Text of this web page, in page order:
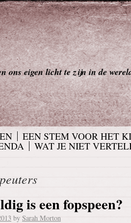
ons eigen licht te zijn in de
EEN STEM VOOR HET
WAT JE NIET
peuters
is een fopspeen?
by Sarah Morton